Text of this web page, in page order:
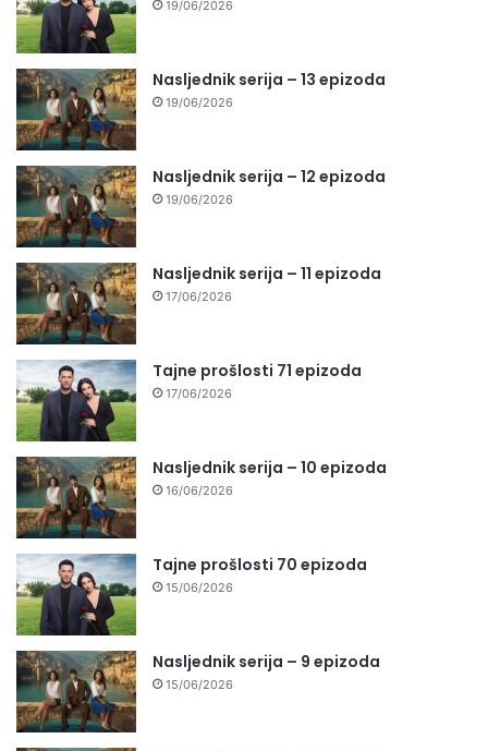
19/06/2026
Nasljednik serija – 13 epizoda
19/06/2026
Nasljednik serija – 12 epizoda
19/06/2026
Nasljednik serija – 11 epizoda
17/06/2026
Tajne prošlosti 71 epizoda
17/06/2026
Nasljednik serija – 10 epizoda
16/06/2026
Tajne prošlosti 70 epizoda
15/06/2026
Nasljednik serija – 9 epizoda
15/06/2026